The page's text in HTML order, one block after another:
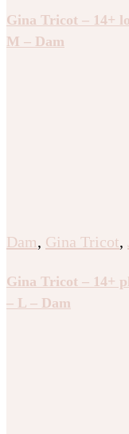
Gina Tricot – 14+
M – Dam
Dam, Gina Tricot,
Gina Tricot – 14+
– L – Dam